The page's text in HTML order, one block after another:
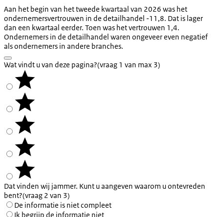
Aan het begin van het tweede kwartaal van 2026 was het
ondernemersvertrouwen in de detailhandel -11,8. Dat is lager
dan een kwartaal eerder. Toen was het vertrouwen 1,4.
Ondernemers in de detailhandel waren ongeveer even negatief
als ondernemers in andere branches.
Wat vindt u van deze pagina?(vraag 1 van max 3)
Dat vinden wij jammer. Kunt u aangeven waarom u ontevreden
bent?(vraag 2 van 3)
De informatie is niet compleet
Ik begrijp de informatie niet